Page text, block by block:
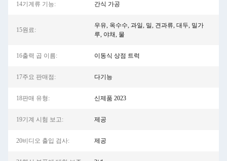
14기계류 기능: 간식 가공
15원료:
우유, 옥수수, 과일, 밀, 견과류, 대두, 밀가
루, 야채, 물
16출력 곱 이름: 이동식 상점 트럭
17주요 판매점: 다기능
18판매 유형: 신제품 2023
19기계 시험 보고: 제공
20비디오 출입 검사: 제공